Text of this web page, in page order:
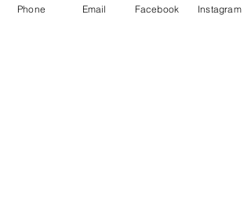
Phone Email Facebook Instagram